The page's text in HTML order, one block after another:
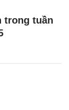
trong tuần